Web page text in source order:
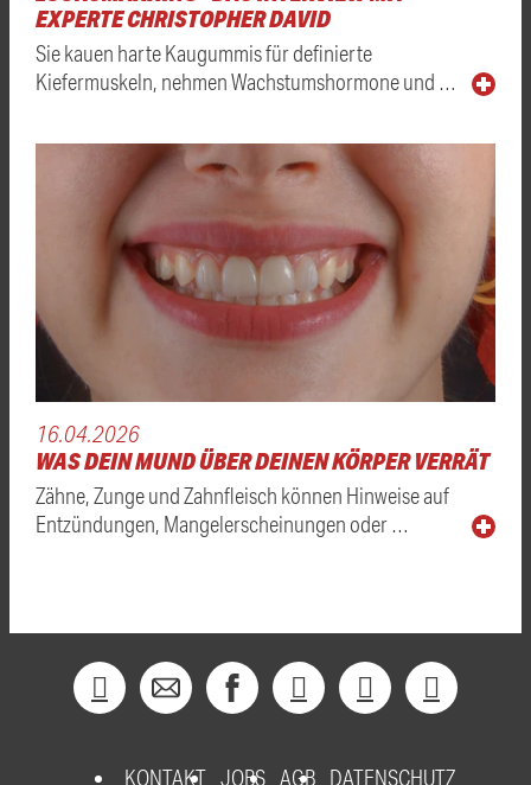
EXPERTE CHRISTOPHER DAVID
Sie kauen harte Kaugummis für definierte
Kiefermuskeln, nehmen Wachstumshormone und …
16.04.2026
WAS DEIN MUND ÜBER DEINEN KÖRPER VERRÄT
Zähne, Zunge und Zahnfleisch können Hinweise auf
Entzündungen, Mangelerscheinungen oder …
KONTAKT JOBS AGB DATENSCHUTZ